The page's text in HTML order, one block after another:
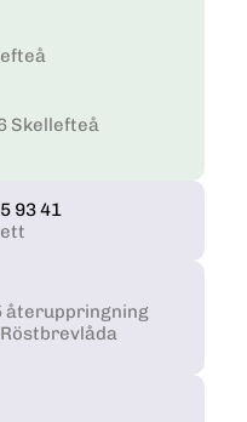
Skellefteå
93 41
återuppringning